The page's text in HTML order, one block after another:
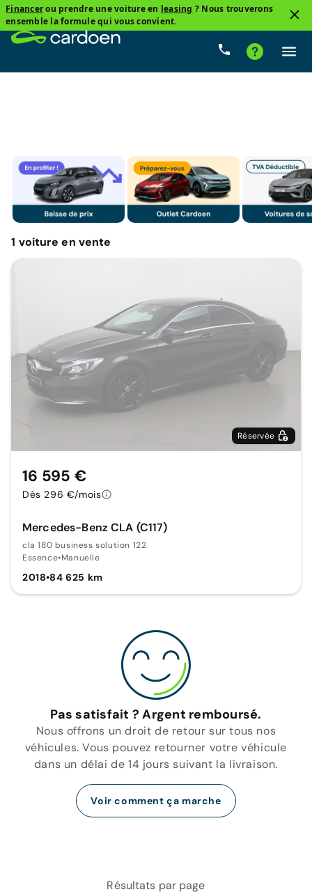
Financerou prendre une voiture en leasing ? Nous trouverons
ensemble la formule qui vous convient.
Boîte de vitesse
1 voitureen vente
Réservée
Mercedes-Benz CLA (C117)
cla 180 business solution 122
Essence•Manuelle
2018•84 625 km
16 595 €
Dès 296 €/mois
Pas satisfait ? Argent remboursé.
Nous offrons un droit de retour sur tous nos
véhicules. Vous pouvez retourner votre véhicule
dans un délai de 14 jours suivant la livraison.
Voir comment ça marche
Résultats par page